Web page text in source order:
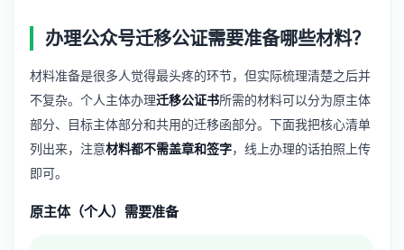
办理公众号迁移公证需要准备哪些材料？
材料准备是很多人觉得最头疼的环节，但实际梳理清楚之后并
不复杂。个人主体办理迁移公证书所需的材料可以分为原主体
部分、目标主体部分和共用的迁移函部分。下面我把核心清单
列出来，注意材料都不需盖章和签字，线上办理的话拍照上传
即可。
原主体（个人）需要准备